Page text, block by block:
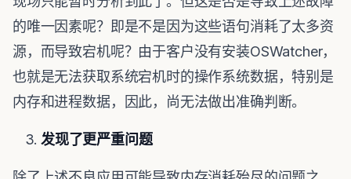
的唯一因素呢？即是不是因为这些语句消耗了太多资
源，而导致宕机呢？由于客户没有安装OSWatcher，
也就是无法获取系统宕机时的操作系统数据，特别是
内存和进程数据，因此，尚无法做出准确判断。
发现了更严重问题